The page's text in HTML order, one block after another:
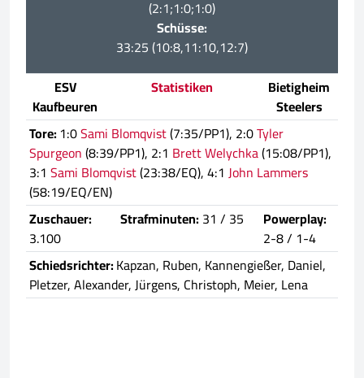
(2:1;1:0;1:0)
Schüsse:
33:25 (10:8,11:10,12:7)
ESV
Kaufbeuren
Statistiken
Bietigheim
Steelers
Tore:1:0Sami Blomqvist(7:35/PP1), 2:0Tyler
Spurgeon(8:39/PP1), 2:1 Brett Welychka(15:08/PP1),
3:1 Sami Blomqvist(23:38/EQ), 4:1 John Lammers
(58:19/EQ/EN)
Zuschauer:
3.100
Strafminuten: 31 / 35
Powerplay:
2-8 / 1-4
Schiedsrichter:Kapzan, Ruben, Kannengießer, Daniel,
Pletzer, Alexander, Jürgens, Christoph, Meier, Lena